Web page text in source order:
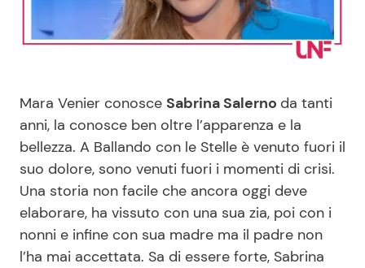
Casa
Mondo Mamma
News benessere
Salute
Viaggi e Turismo
Consigli di Cucina
Le Ricette in TV
Primi Piatti
Ricette Facili e Veloci
Ricette Feste
Mara Venier conosce Sabrina Salerno da tanti
anni, la conosce ben oltre l’apparenza e la
bellezza. A Ballando con le Stelle è venuto fuori il
suo dolore, sono venuti fuori i momenti di crisi.
Una storia non facile che ancora oggi deve
elaborare, ha vissuto con una sua zia, poi con i
nonni e infine con sua madre ma il padre non
l’ha mai accettata. Sa di essere forte, Sabrina